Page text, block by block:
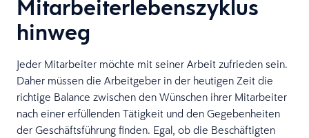
Mitarbeiterlebenszyklus
hinweg
Jeder Mitarbeiter möchte mit seiner Arbeit zufrieden sein.
Daher müssen die Arbeitgeber in der heutigen Zeit die
richtige Balance zwischen den Wünschen ihrer Mitarbeiter
nach einer erfüllenden Tätigkeit und den Gegebenheiten
der Geschäftsführung finden. Egal, ob die Beschäftigten